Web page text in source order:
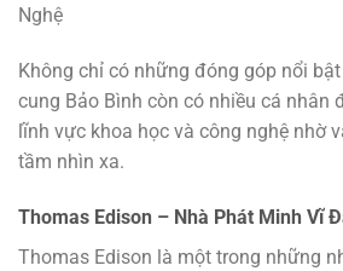
Nghệ
Không chỉ có những đóng góp nổi
cung Bảo Bình còn có nhiều cá nhân
lĩnh vực khoa học và công nghệ nhờ
tầm nhìn xa.
Thomas Edison – Nhà Phát Minh Vĩ
Thomas Edison là một trong những